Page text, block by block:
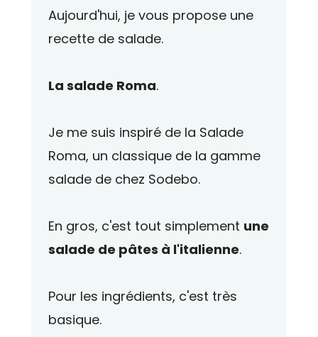
Aujourd'hui, je vous propose une
recette de salade.
La salade Roma.
Je me suis inspiré de la Salade
Roma, un classique de la gamme
salade de chez Sodebo.
En gros, c'est tout simplement une
salade de pâtes à l'italienne.
Pour les ingrédients, c'est très
basique.